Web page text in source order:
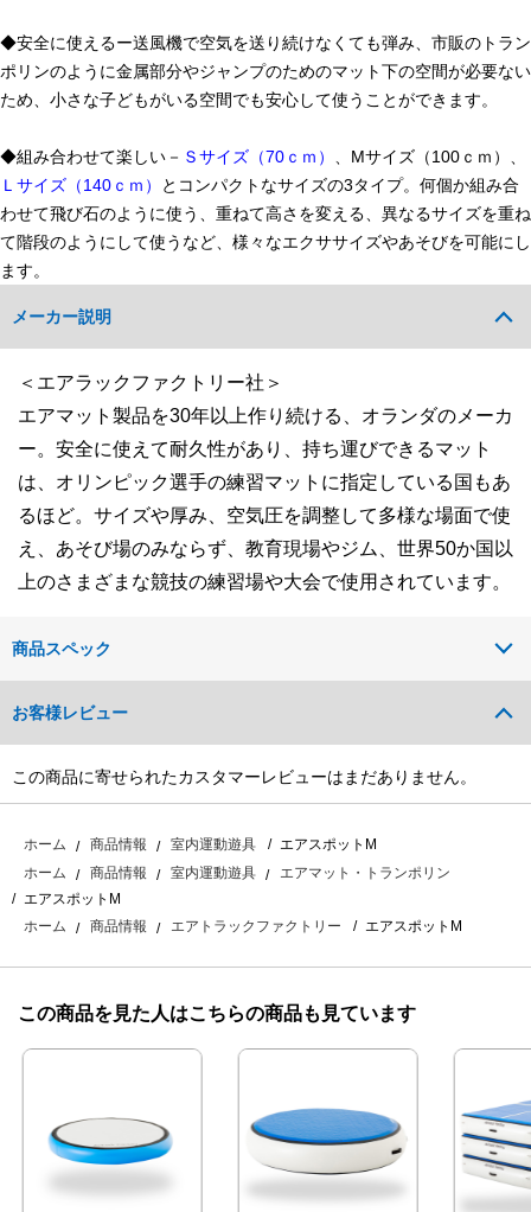
◆安全に使えるー送風機で空気を送り続けなくても弾み、市販のトラン
ポリンのように金属部分やジャンプのためのマット下の空間が必要ない
ため、小さな子どもがいる空間でも安心して使うことができます。
◆組み合わせて楽しい－ Ｓサイズ（70ｃｍ）
、Mサイズ（100ｃｍ）、
Ｌサイズ（140ｃｍ）
とコンパクトなサイズの3タイプ。何個か組み合
わせて飛び石のように使う、重ねて高さを変える、異なるサイズを重ね
て階段のようにして使うなど、様々なエクササイズやあそびを可能にし
ます。
メーカー説明
＜エアラックファクトリー社＞
エアマット製品を30年以上作り続ける、オランダのメーカ
ー。安全に使えて耐久性があり、持ち運びできるマット
は、オリンピック選手の練習マットに指定している国もあ
るほど。サイズや厚み、空気圧を調整して多様な場面で使
え、あそび場のみならず、教育現場やジム、世界50か国以
上のさまざまな競技の練習場や大会で使用されています。
商品スペック
お客様レビュー
この商品に寄せられたカスタマーレビューはまだありません。
ホーム 商品情報 室内運動遊具
エアスポットM
ホーム
商品情報 室内運動遊具
エアマット・トランポリン
エアスポットM
ホーム
商品情報 エアトラックファクトリー エアスポットM
この商品を見た人はこちらの商品も見ています